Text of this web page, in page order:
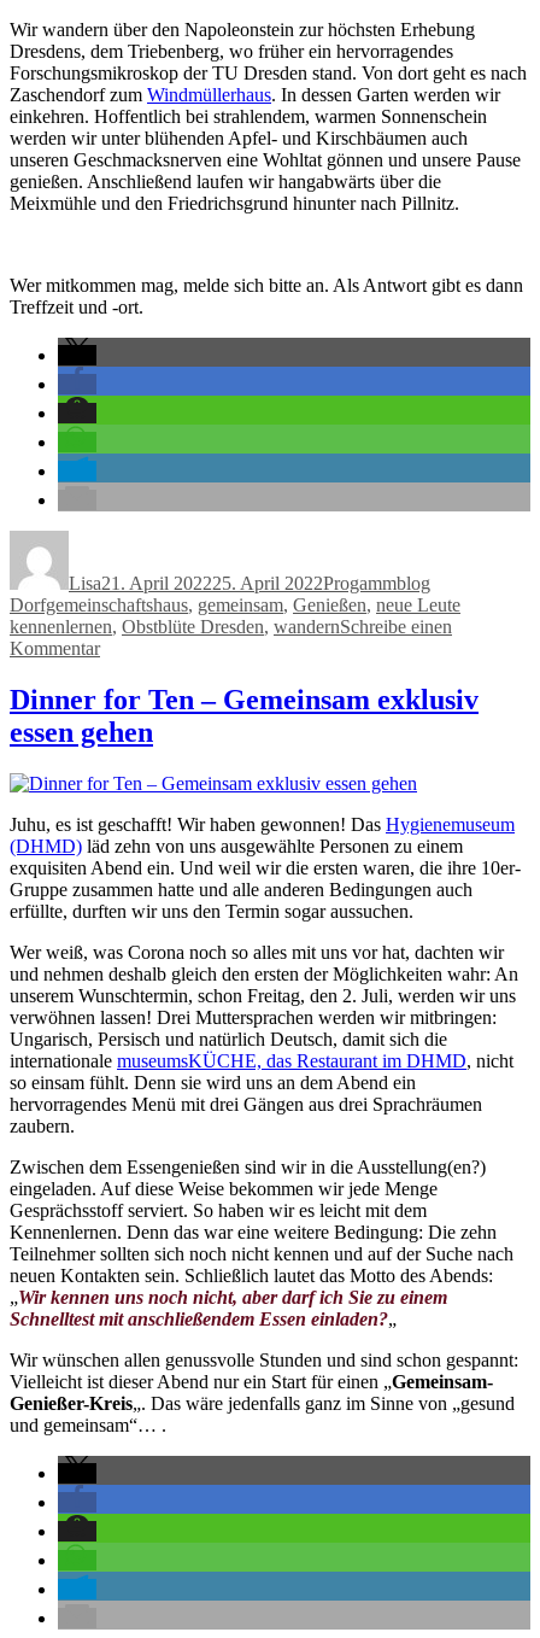
Wir wandern über den Napoleonstein zur höchsten Erhebung
Dresdens, dem Triebenberg, wo früher ein hervorragendes
Forschungsmikroskop der TU Dresden stand. Von dort geht es nach
Zaschendorf zum Windmüllerhaus. In dessen Garten werden wir
einkehren. Hoffentlich bei strahlendem, warmen Sonnenschein
werden wir unter blühenden Apfel- und Kirschbäumen auch
unseren Geschmacksnerven eine Wohltat gönnen und unsere Pause
genießen. Anschließend laufen wir hangabwärts über die
Meixmühle und den Friedrichsgrund hinunter nach Pillnitz.
Wer mitkommen mag, melde sich bitte an. Als Antwort gibt es dann
Treffzeit und -ort.
Lisa21. April 202225. April 2022Progammblog
Dorfgemeinschaftshaus, gemeinsam, Genießen, neue Leute
kennenlernen, Obstblüte Dresden, wandernSchreibe einen
Kommentarzu
ins
Schönfelder
Hochland
Sa,
7.
Mai
Dinner for Ten – Gemeinsam exklusiv
essen gehen
Juhu, es ist geschafft! Wir haben gewonnen! Das Hygienemuseum
(DHMD) läd zehn von uns ausgewählte Personen zu einem
exquisiten Abend ein. Und weil wir die ersten waren, die ihre 10er-
Gruppe zusammen hatte und alle anderen Bedingungen auch
erfüllte, durften wir uns den Termin sogar aussuchen.
Wer weiß, was Corona noch so alles mit uns vor hat, dachten wir
und nehmen deshalb gleich den ersten der Möglichkeiten wahr: An
unserem Wunschtermin, schon Freitag, den 2. Juli, werden wir uns
verwöhnen lassen! Drei Muttersprachen werden wir mitbringen:
Ungarisch, Persisch und natürlich Deutsch, damit sich die
internationale museumsKÜCHE, das Restaurant im DHMD, nicht
so einsam fühlt. Denn sie wird uns an dem Abend ein
hervorragendes Menü mit drei Gängen aus drei Sprachräumen
zaubern.
Zwischen dem Essengenießen sind wir in die Ausstellung(en?)
eingeladen. Auf diese Weise bekommen wir jede Menge
Gesprächsstoff serviert. So haben wir es leicht mit dem
Kennenlernen. Denn das war eine weitere Bedingung: Die zehn
Teilnehmer sollten sich noch nicht kennen und auf der Suche nach
neuen Kontakten sein. Schließlich lautet das Motto des Abends:
„Wir kennen uns noch nicht, aber darf ich Sie zu einem
Schnelltest mit anschließendem Essen einladen?„
Wir wünschen allen genussvolle Stunden und sind schon gespannt:
Vielleicht ist dieser Abend nur ein Start für einen „Gemeinsam-
Genießer-Kreis„. Das wäre jedenfalls ganz im Sinne von „gesund
und gemeinsam“… .